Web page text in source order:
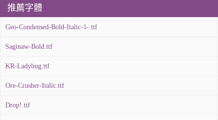
推薦字體
Geo-Condensed-Bold-Italic-1-.ttf
Saginaw-Bold.ttf
KR-Ladybug.ttf
Ore-Crusher-Italic.ttf
Drop!.ttf